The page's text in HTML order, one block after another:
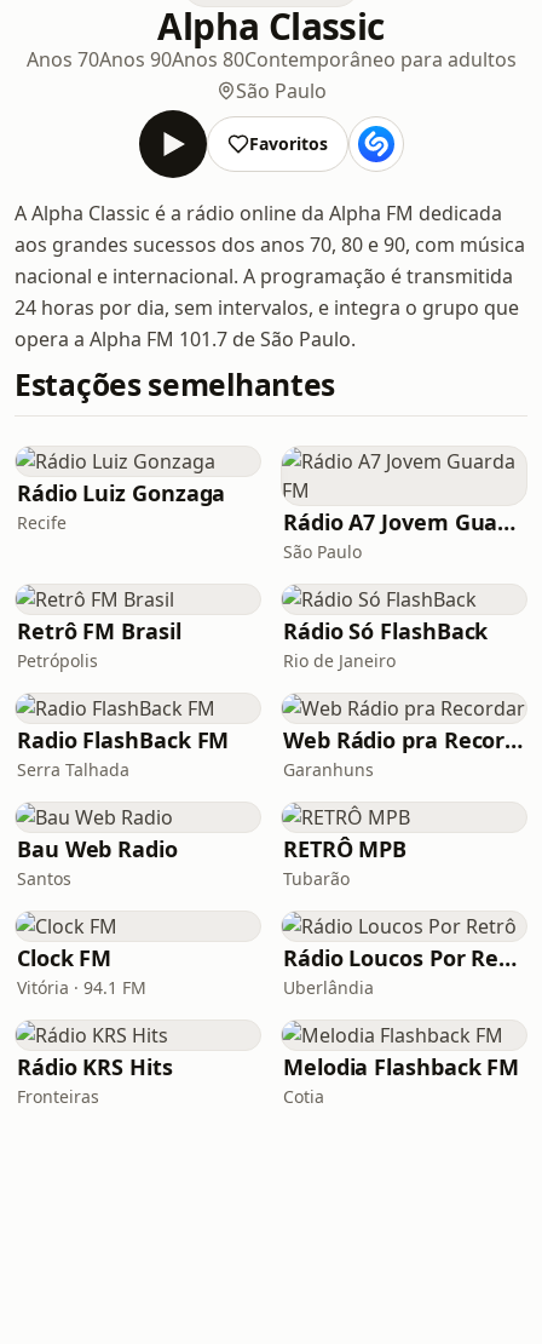
Alpha Classic
Anos 70Anos 90Anos 80Contemporâneo para adultos
São Paulo
Favoritos
A Alpha Classic é a rádio online da Alpha FM dedicada
aos grandes sucessos dos anos 70, 80 e 90, com música
nacional e internacional. A programação é transmitida
24 horas por dia, sem intervalos, e integra o grupo que
opera a Alpha FM 101.7 de São Paulo.
Estações semelhantes
Rádio Luiz Gonzaga
Recife Rádio A7 Jovem Guarda FM
São Paulo
Retrô FM Brasil
Petrópolis
Rádio Só FlashBack
Rio de Janeiro
Radio FlashBack FM
Serra Talhada
Web Rádio pra Recordar
Garanhuns
Bau Web Radio
Santos
RETRÔ MPB
Tubarão
Clock FM
Vitória · 94.1 FM
Rádio Loucos Por Retrô
Uberlândia
Rádio KRS Hits
Fronteiras
Melodia Flashback FM
Cotia